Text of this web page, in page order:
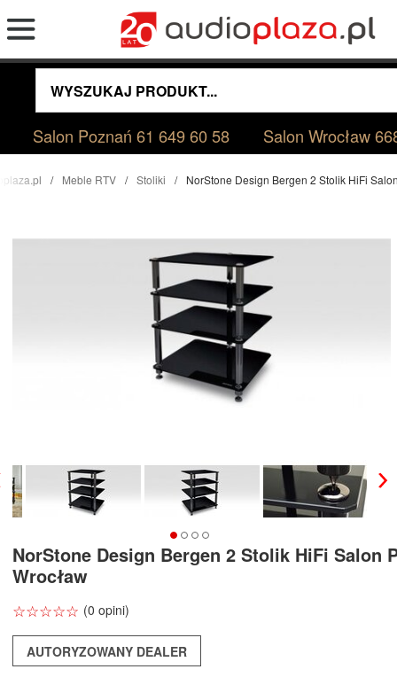
Salon Poznań61 649 60 58 Salon Wrocław
Meble RTV Stoliki NorStone Design Bergen 2 Stolik HiFi
NorStone Design Bergen 2 Stolik HiFi Salon
Wrocław
☆☆☆☆☆
★★★★★ (0 opini)
AUTORYZOWANY DEALER